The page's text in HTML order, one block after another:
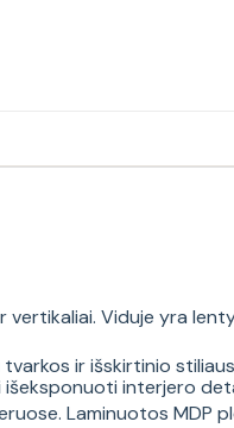
Viduje yra
ir išskirtinio
išeksponuoti interjero
Laminuotos MDP